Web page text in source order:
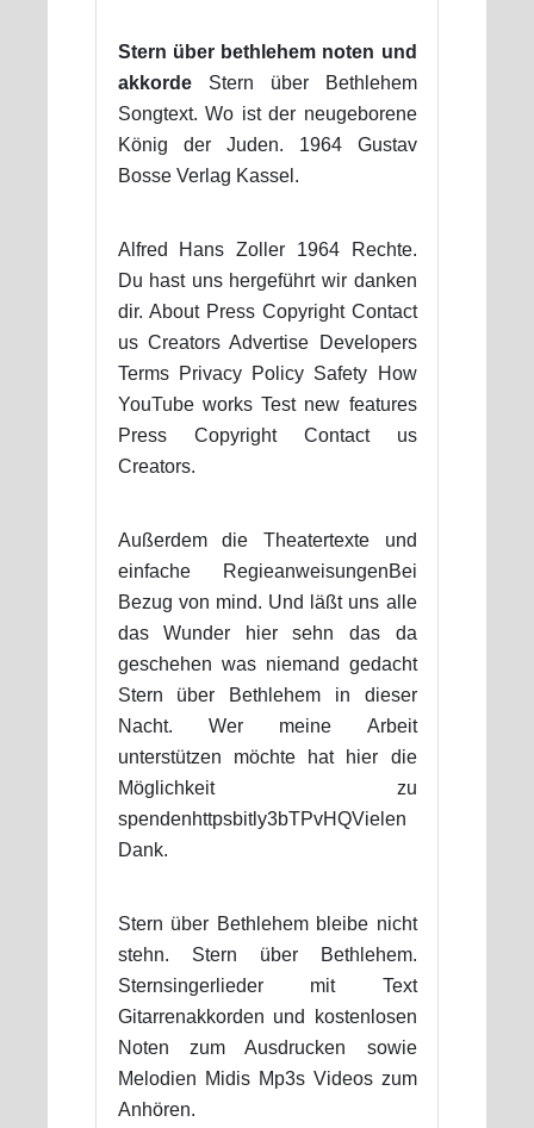
Stern über bethlehem noten und
akkordeStern über Bethlehem
Songtext. Wo ist der neugeborene
König der Juden. 1964 Gustav
Bosse Verlag Kassel.
Alfred Hans Zoller 1964 Rechte.
Du hast uns hergeführt wir danken
dir. About Press Copyright Contact
us Creators Advertise Developers
Terms Privacy Policy Safety How
YouTube works Test new features
Press Copyright Contact us
Creators.
Außerdem die Theatertexte und
einfache RegieanweisungenBei
Bezug von mind. Und läßt uns alle
das Wunder hier sehn das da
geschehen was niemand gedacht
Stern über Bethlehem in dieser
Nacht. Wer meine Arbeit
unterstützen möchte hat hier die
Möglichkeit zu
spendenhttpsbitly3bTPvHQVielen
Dank.
Stern über Bethlehem bleibe nicht
stehn. Stern über Bethlehem.
Sternsingerlieder mit Text
Gitarrenakkorden und kostenlosen
Noten zum Ausdrucken sowie
Melodien Midis Mp3s Videos zum
Anhören.